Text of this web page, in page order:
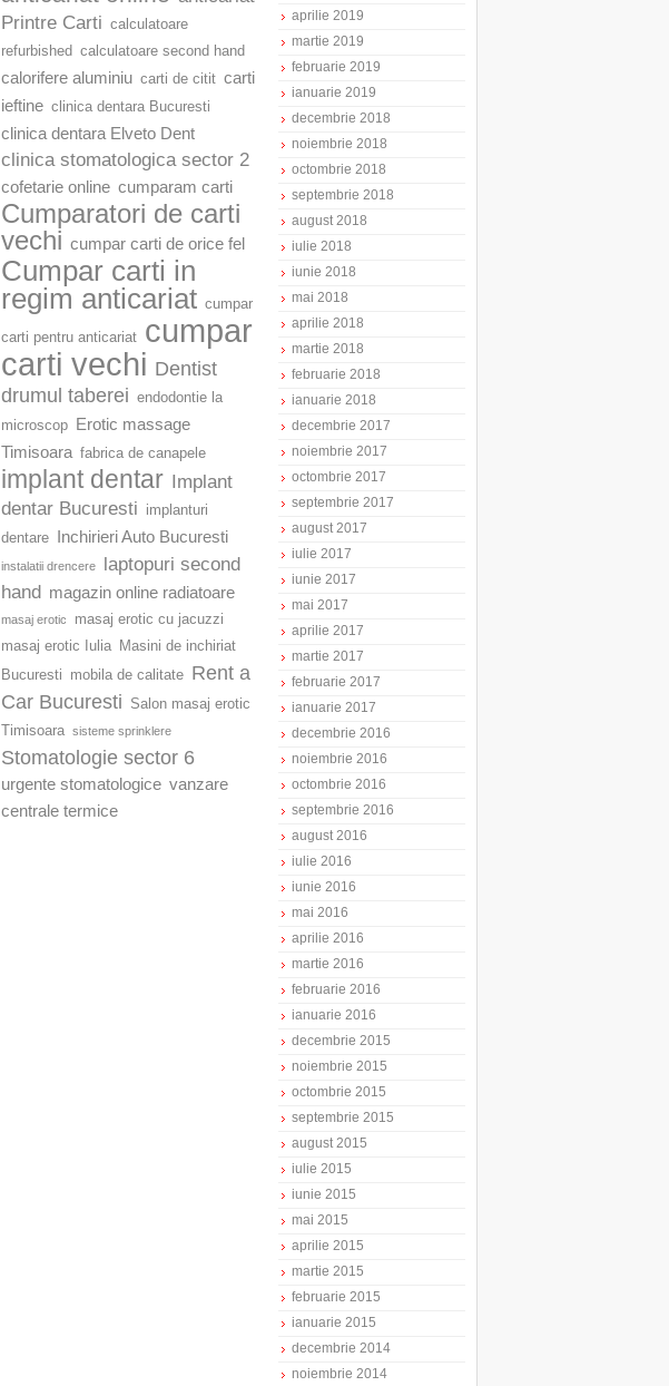
Printre Carti calculatoare
refurbished calculatoare second hand
calorifere aluminiu carti de citit carti
ieftine clinica dentara Bucuresti
clinica dentara Elveto Dent
clinica stomatologica sector 2
cofetarie online cumparam carti
Cumparatori de carti
vechi cumpar carti de orice fel
Cumpar carti in
regim anticariat cumpar
carti pentru anticariat cumpar
carti vechi Dentist
drumul taberei endodontie la
microscop
Erotic massage
Timisoara fabrica de canapele
implant dentar Implant
dentar Bucuresti
implanturi
dentare
Inchirieri Auto Bucuresti
instalatii drencere
laptopuri second
hand magazin online radiatoare
masaj erotic
masaj erotic cu jacuzzi
masaj erotic Iulia
Masini de inchiriat
Bucuresti
mobila de calitate Rent a
Car Bucuresti
Salon masaj erotic
Timisoara sisteme sprinklere
Stomatologie sector 6
urgente stomatologice vanzare
centrale termice
aprilie 2019
martie 2019
februarie 2019
ianuarie 2019
decembrie 2018
noiembrie 2018
octombrie 2018
septembrie 2018
august 2018
iulie 2018
iunie 2018
mai 2018
aprilie 2018
martie 2018
februarie 2018
ianuarie 2018
decembrie 2017
noiembrie 2017
octombrie 2017
septembrie 2017
august 2017
iulie 2017
iunie 2017
mai 2017
aprilie 2017
martie 2017
februarie 2017
ianuarie 2017
decembrie 2016
noiembrie 2016
octombrie 2016
septembrie 2016
august 2016
iulie 2016
iunie 2016
mai 2016
aprilie 2016
martie 2016
februarie 2016
ianuarie 2016
decembrie 2015
noiembrie 2015
octombrie 2015
septembrie 2015
august 2015
iulie 2015
iunie 2015
mai 2015
aprilie 2015
martie 2015
februarie 2015
ianuarie 2015
decembrie 2014
noiembrie 2014